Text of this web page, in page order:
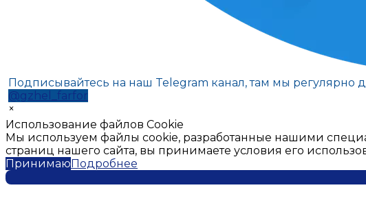
Подписывайтесь на наш Telegram канал, там мы
@gzhel_farfor
×
Использование файлов Cookie
Мы используем файлы cookie, разработанные нашими
страниц нашего сайта, вы принимаете условия его
ПринимаюПодробнее